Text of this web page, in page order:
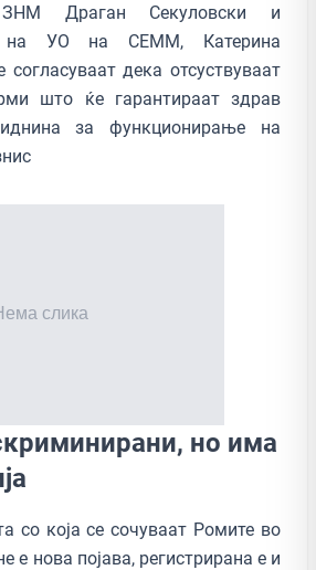
Драган Секуловски и
на УО на СЕММ, Катерина
согласуваат дека отсуствуваат
што ќе гарантираат здрав
за функционирање на
но има
со која се сочуваат Ромите во
е нова појава, регистрирана е и